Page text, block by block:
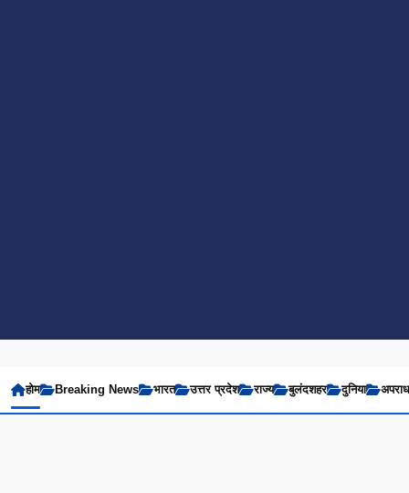
होम Breaking News भारत उत्तर प्रदेश राज्य बुलंदशहर दुनिया अपराध